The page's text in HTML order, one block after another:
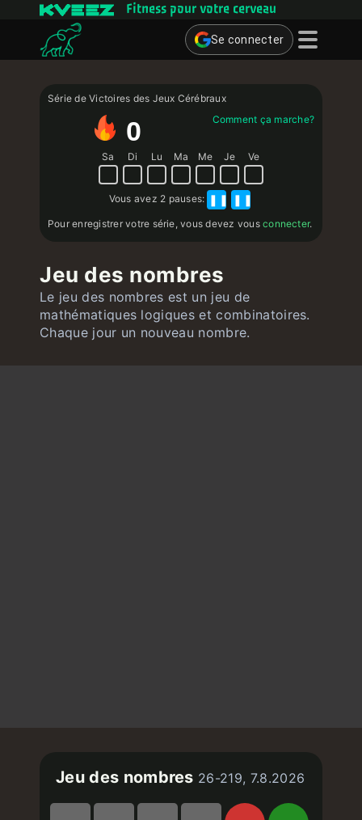
Fitness pour votre cerveau
Se connecter
Quiz
Utilisateur
Contact
Série de Victoires des Jeux Cérébraux
Comment ça marche?
0
Sa Di Lu Ma Me Je Ve
Vous avez 2 pauses: ❚❚ ❚❚
Pour enregistrer votre série, vous devez vousconnecter.
Jeu des nombres
Le jeu des nombres est un jeu de
mathématiques logiques et combinatoires.
Chaque jour un nouveau nombre.
Jeu des nombres 26-219, 7.8.2026